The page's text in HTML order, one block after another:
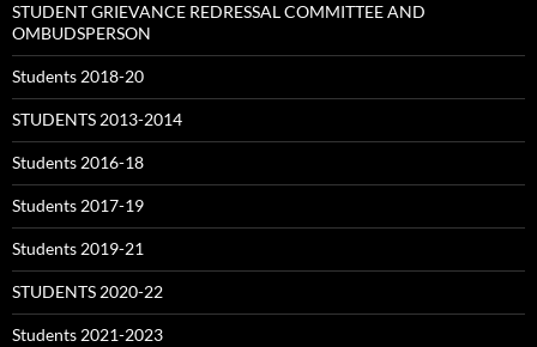
STUDENT GRIEVANCE REDRESSAL COMMITTEE AND
OMBUDSPERSON
Students 2018-20
STUDENTS 2013-2014
Students 2016-18
Students 2017-19
Students 2019-21
STUDENTS 2020-22
Students 2021-2023